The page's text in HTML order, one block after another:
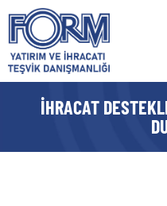
İHRACAT